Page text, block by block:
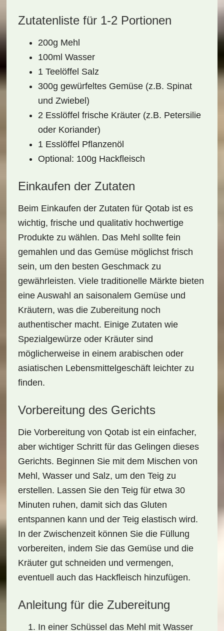
Zutatenliste für 1-2 Portionen
200g Mehl
100ml Wasser
1 Teelöffel Salz
300g gewürfeltes Gemüse (z.B. Spinat
und Zwiebel)
2 Esslöffel frische Kräuter (z.B. Petersilie
oder Koriander)
1 Esslöffel Pflanzenöl
Optional: 100g Hackfleisch
Einkaufen der Zutaten
Beim Einkaufen der Zutaten für Qotab ist es
wichtig, frische und qualitativ hochwertige
Produkte zu wählen. Das Mehl sollte fein
gemahlen und das Gemüse möglichst frisch
sein, um den besten Geschmack zu
gewährleisten. Viele traditionelle Märkte bieten
eine Auswahl an saisonalem Gemüse und
Kräutern, was die Zubereitung noch
authentischer macht. Einige Zutaten wie
Spezialgewürze oder Kräuter sind
möglicherweise in einem arabischen oder
asiatischen Lebensmittelgeschäftleichter zu
finden.
Vorbereitung des Gerichts
Die Vorbereitung von Qotabist ein einfacher,
aber wichtiger Schritt für das Gelingen dieses
Gerichts. Beginnen Sie mit dem Mischen von
Mehl, Wasser und Salz, um den Teig zu
erstellen. Lassen Sie den Teig für etwa 30
Minuten ruhen, damit sich das Gluten
entspannen kann und der Teig elastisch wird.
In der Zwischenzeit können Sie die Füllung
vorbereiten, indem Sie das Gemüse und die
Kräuter gut schneiden und vermengen,
eventuell auch das Hackfleisch hinzufügen.
Anleitung für die Zubereitung
In einer Schüssel das Mehl mit Wasser